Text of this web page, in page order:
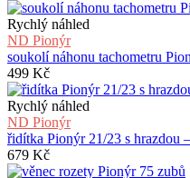
Rychlý náhled
ND Pionýr
soukolí náhonu tachometru
499 Kč
Rychlý náhled
ND Pionýr
řidítka Pionýr 21/23 s hrazdou
679 Kč